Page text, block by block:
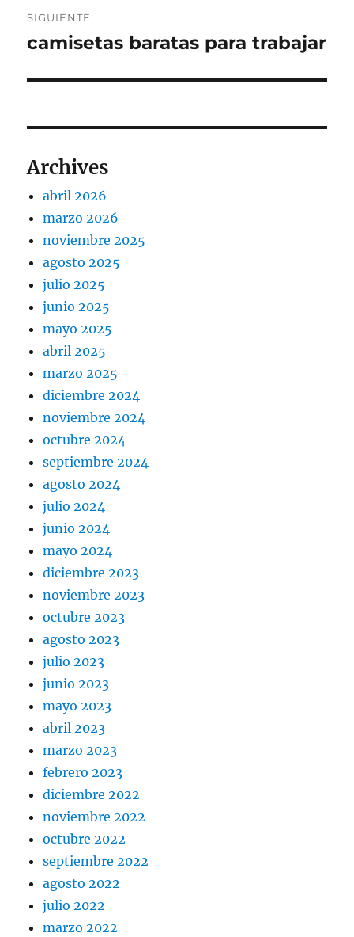
SIGUIENTE
Entrada
camisetas baratas para trabajar
Archives
abril 2026
marzo 2026
noviembre 2025
agosto 2025
julio 2025
junio 2025
mayo 2025
abril 2025
marzo 2025
diciembre 2024
noviembre 2024
octubre 2024
septiembre 2024
agosto 2024
julio 2024
junio 2024
mayo 2024
diciembre 2023
noviembre 2023
octubre 2023
agosto 2023
julio 2023
junio 2023
mayo 2023
abril 2023
marzo 2023
febrero 2023
diciembre 2022
noviembre 2022
octubre 2022
septiembre 2022
agosto 2022
julio 2022
marzo 2022